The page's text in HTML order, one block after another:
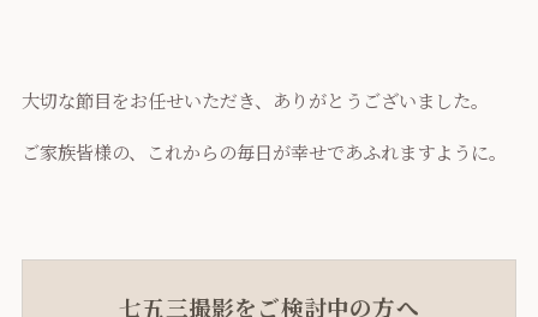
大切な節目をお任せいただき、ありがとうございました。
ご家族皆様の、これからの毎日が幸せであふれますように。
七五三撮影をご検討中の方へ